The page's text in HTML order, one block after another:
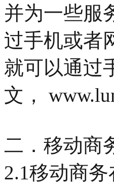
并为一些服
过手机或者
就可以通过
文，
二．移动商
2.1移动商